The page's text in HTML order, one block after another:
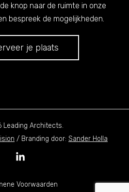
knop naar de ruimte in onze
bespreek de mogelijkheden.
je plaats
Leading Architects.
/ Branding door: Sander Holla
Voorwaarden